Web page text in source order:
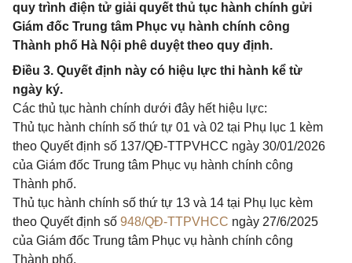
quy trình điện tử giải quyết thủ tục hành chính gửi
Giám đốc Trung tâm Phục vụ hành chính công
Thành phố Hà Nội phê duyệt theo quy định.
Điều 3. Quyết định này có hiệu lực thi hành kể từ
ngày ký.
Các thủ tục hành chính dưới đây hết hiệu lực:
Thủ tục hành chính số thứ tự 01 và 02 tại Phụ lục 1 kèm
theo Quyết định số 137/QĐ-TTPVHCC ngày 30/01/2026
của Giám đốc Trung tâm Phục vụ hành chính công
Thành phố.
Thủ tục hành chính số thứ tự 13 và 14 tại Phụ lục kèm
theo Quyết định số 948/QĐ-TTPVHCC ngày 27/6/2025
của Giám đốc Trung tâm Phục vụ hành chính công
Thành phố.